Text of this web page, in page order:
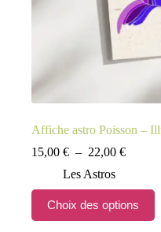
Affiche astro Poisson –
15,00 € – 22,00 €Plage
15,00 €
à
22,00 €
Les Astros
Choix des options
Ce
produit
a